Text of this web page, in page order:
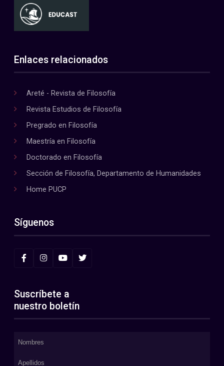
Enlaces relacionados
Areté - Revista de Filosofía
Revista Estudios de Filosofía
Pregrado en Filosofía
Maestría en Filosofía
Doctorado en Filosofía
Sección de Filosofía, Departamento de Humanidades
Home PUCP
Síguenos
Suscríbete a
nuestro boletín